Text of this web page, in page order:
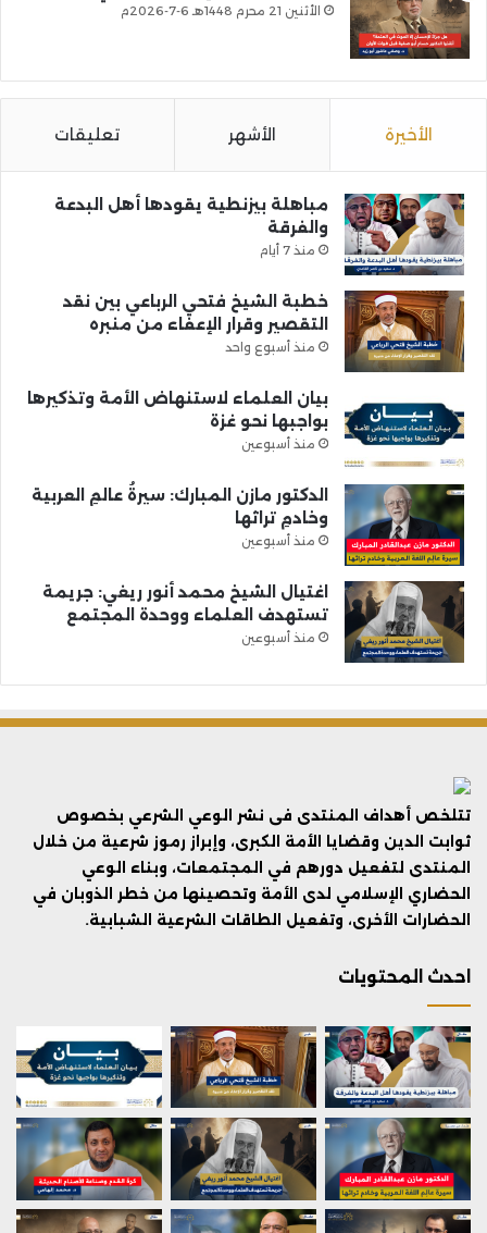
الأثنين 21 محرم 1448هـ 6-7-2026م
الأخيرة الأشهر تعليقات
مباهلة بيزنطية يقودها أهل البدعة
والفرقة
منذ 7 أيام
خطبة الشيخ فتحي الرباعي بين نقد
التقصير وقرار الإعفاء من منبره
منذ أسبوع واحد
بيان العلماء لاستنهاض الأمة وتذكيرها
بواجبها نحو غزة
منذ أسبوعين
الدكتور مازن المبارك: سيرةُ عالمِ العربية
وخادمِ تراثها
منذ أسبوعين
اغتيال الشيخ محمد أنور ريغي: جريمة
تستهدف العلماء ووحدة المجتمع
منذ أسبوعين
تتلخص أهداف المنتدى فى نشر الوعي الشرعي بخصوص
ثوابت الدين وقضايا الأمة الكبرى، وإبراز رموز شرعية من خلال
المنتدى لتفعيل دورهم في المجتمعات، وبناء الوعي
الحضاري الإسلامي لدى الأمة وتحصينها من خطر الذوبان في
الحضارات الأخرى، وتفعيل الطاقات الشرعية الشبابية.
احدث المحتويات